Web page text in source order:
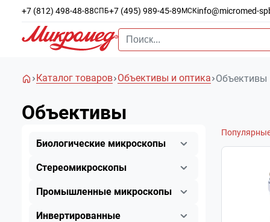
+7 (812) 498-48-88СПБ+7 (495) 989-45-89 МСКinfo@micromed-
Каталог товаров Объективы и оптика Объективы
Объективы
Биологические микроскопы
Стереомикроскопы
Промышленные микроскопы
Инвертированные